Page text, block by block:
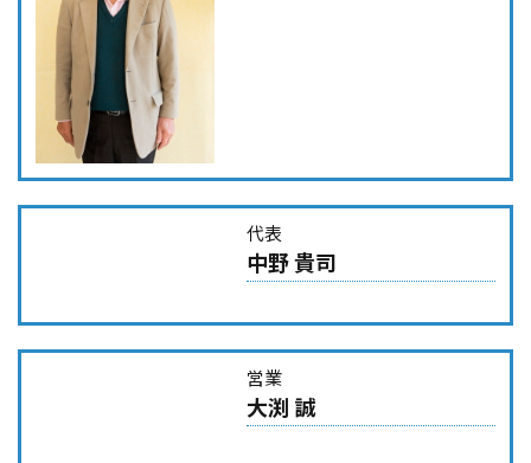
代表
中野 貴司
営業
大渕 誠